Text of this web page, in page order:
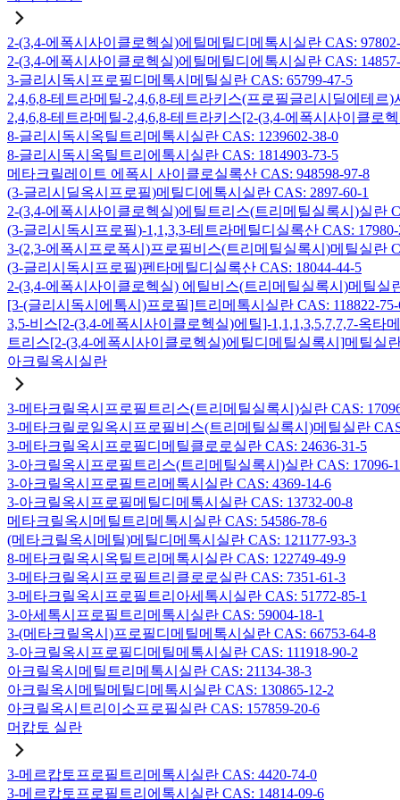
2-(3,4-에폭시사이클로헥실)에틸메틸디메톡시실란 CAS:
2-(3,4-에폭시사이클로헥실)에틸메틸디에톡시실란 CAS:
3-글리시독시프로필디메톡시메틸실란 CAS: 65799-47-5
2,4,6,8-테트라메틸-2,4,6,8-테트라키스(프로필글리시딜에테르
2,4,6,8-테트라메틸-2,4,6,8-테트라키스[2-(3,4-에폭시사이클로
8-글리시독시옥틸트리메톡시실란 CAS: 1239602-38-0
8-글리시독시옥틸트리에톡시실란 CAS: 1814903-73-5
메타크릴레이트 에폭시 사이클로실록산 CAS: 948598-97-8
(3-글리시딜옥시프로필)메틸디에톡시실란 CAS: 2897-60-1
2-(3,4-에폭시사이클로헥실)에틸트리스(트리메틸실록시)실란
(3-글리시독시프로필)-1,1,3,3-테트라메틸디실록산 CAS: 17980-
3-(2,3-에폭시프로폭시)프로필비스(트리메틸실록시)메틸실란
(3-글리시독시프로필)펜타메틸디실록산 CAS: 18044-44-5
2-(3,4-에폭시사이클로헥실) 에틸비스(트리메틸실록시)메틸실
[3-(글리시독시에톡시)프로필]트리메톡시실란 CAS: 118822-75-
3,5-비스[2-(3,4-에폭시사이클로헥실)에틸]-1,1,1,3,5,7,7,7-옥타
트리스[2-(3,4-에폭시사이클로헥실)에틸디메틸실록시]메틸실
아크릴옥시실란
3-메타크릴옥시프로필트리스(트리메틸실록시)실란 CAS:
3-메타크릴로일옥시프로필비스(트리메틸실록시)메틸실란
3-메타크릴옥시프로필디메틸클로로실란 CAS: 24636-31-5
3-아크릴옥시프로필트리스(트리메틸실록시)실란 CAS: 17096-
3-아크릴옥시프로필트리메톡시실란 CAS: 4369-14-6
3-아크릴옥시프로필메틸디메톡시실란 CAS: 13732-00-8
메타크릴옥시메틸트리메톡시실란 CAS: 54586-78-6
(메타크릴옥시메틸)메틸디메톡시실란 CAS: 121177-93-3
8-메타크릴옥시옥틸트리메톡시실란 CAS: 122749-49-9
3-메타크릴옥시프로필트리클로로실란 CAS: 7351-61-3
3-메타크릴옥시프로필트리아세톡시실란 CAS: 51772-85-1
3-아세톡시프로필트리메톡시실란 CAS: 59004-18-1
3-(메타크릴옥시)프로필디메틸메톡시실란 CAS: 66753-64-8
3-아크릴옥시프로필디메틸메톡시실란 CAS: 111918-90-2
아크릴옥시메틸트리메톡시실란 CAS: 21134-38-3
아크릴옥시메틸메틸디메톡시실란 CAS: 130865-12-2
아크릴옥시트리이소프로필실란 CAS: 157859-20-6
머캅토 실란
3-메르캅토프로필트리메톡시실란 CAS: 4420-74-0
3-메르캅토프로필트리에톡시실란 CAS: 14814-09-6